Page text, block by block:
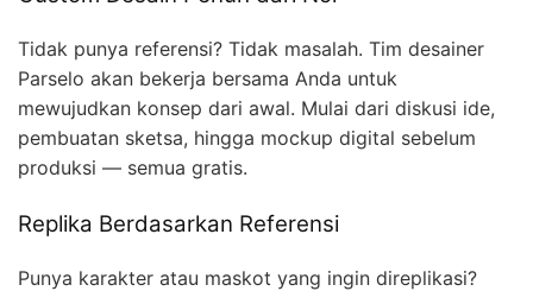
Tidak punya referensi? Tidak masalah. Tim desainer
Parselo akan bekerja bersama Anda untuk
mewujudkan konsep dari awal. Mulai dari diskusi ide,
pembuatan sketsa, hingga mockup digital sebelum
produksi — semua gratis.
Replika Berdasarkan Referensi
Punya karakter atau maskot yang ingin direplikasi?